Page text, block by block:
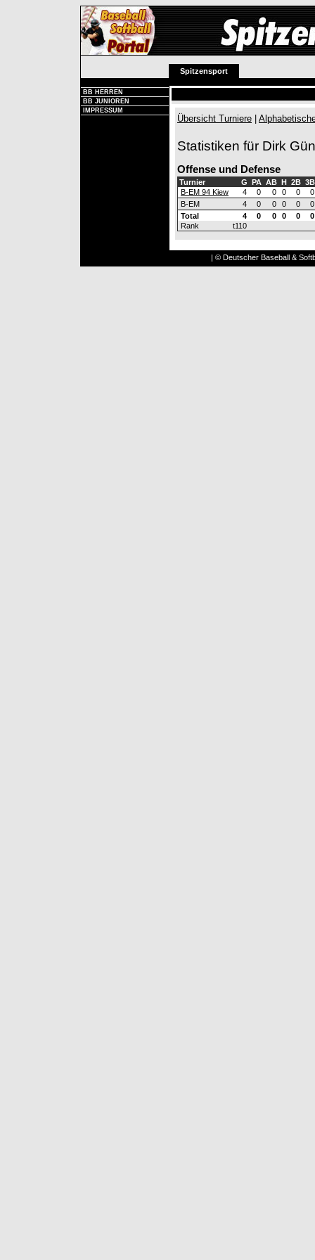
Spitzensport
BB HERREN
BB JUNIOREN
IMPRESSUM
Übersicht Turniere
Statistiken für Dirk
Offense und Defense
Turnier G PA AB H 2B 3B
B-EM 94 Kiew
4 0 0 0 0
0
B-EM
4 0 0 0 0
0
Total
4 0 0 0 0
0
Rank
t110
| © Deutscher Baseball &